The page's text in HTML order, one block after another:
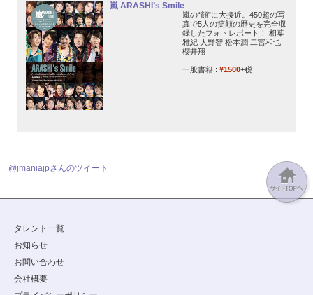
嵐 ARASHI’s Smile
嵐の“顔”に大接近。450超の写
真で5人の笑顔の歴史を完全収
録したフォトレポート！ 相葉
雅紀 大野智 松本潤 二宮和也
櫻井翔
一般書籍 : ¥1500+税
@jmaniajpさんのツイート
タレント一覧
お知らせ
お問い合わせ
会社概要